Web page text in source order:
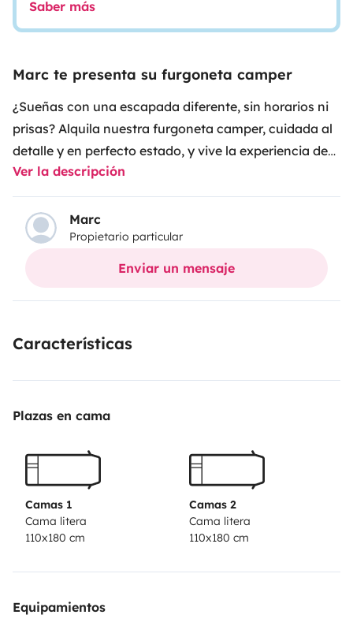
Saber más
Marc te presenta su furgoneta camper
¿Sueñas con una escapada diferente, sin horarios ni
prisas? Alquila nuestra furgoneta camper, cuidada al
detalle y en perfecto estado, y vive la experiencia de
viajar a tu ritmo.
Equipada con todo lo que necesitas para sentirte
como en casa: cama cómoda, cocina funcional,
espacio para relajarte y un diseño pensado para tu
comodidad. Ideal para recorrer la costa, perderte en
tienes que elegir el destino. ¡La carretera te espera!
Ver la descripción
Marc
Propietario particular
Enviar un mensaje
Características
Plazas en cama
Camas 1
Cama litera
110x180 cm
Camas 2
Cama litera
110x180 cm
Equipamientos